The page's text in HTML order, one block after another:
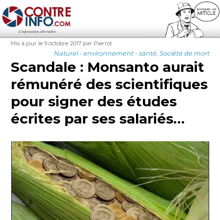
Contre-Info
Publié
Mis à jour le 9 octobre 2017 Auteur
par Pierrot
Catégories
Naturel - environnement - santé, Société de mort
Scandale : Monsanto aurait
rémunéré des scientifiques
pour signer des études
écrites par ses salariés…